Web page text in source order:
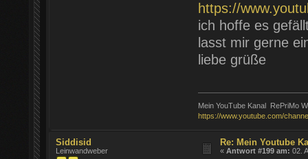
https://
ich hoffe es
lasst mir gerne
liebe grüße
Mein YouTube Kanal RePriMo
https://www.youtube.com/
Siddisid
Leinwandweber
Re: Mein Youtube
«Antwort #199 am: 02.